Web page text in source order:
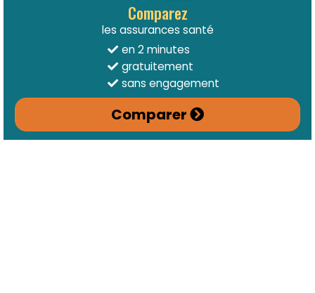
Comparez
les assurances santé
en 2 minutes
gratuitement
sans engagement
Comparer